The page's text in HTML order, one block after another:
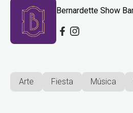
Bernardette Show
Arte Fiesta Música